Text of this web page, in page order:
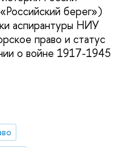
берег»)
аспирантуры НИУ
право и статус
о войне 1917-1945